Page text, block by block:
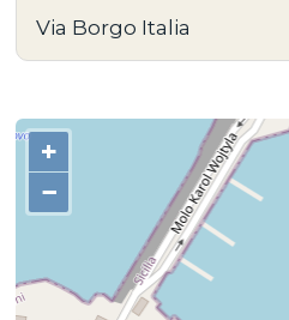
Via Borgo Italia
+
−